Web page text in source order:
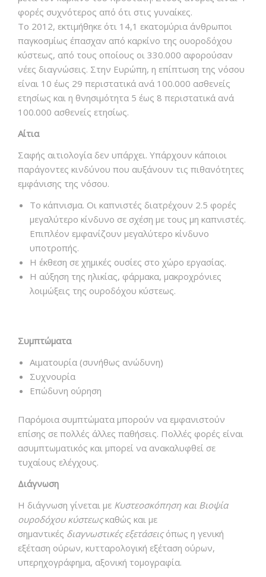
φορές συχνότερος από ότι στις γυναίκες.
Το 2012, εκτιμήθηκε ότι 14,1 εκατομύρια άνθρωποι
παγκοσμίως έπασχαν από καρκίνο της ουοροδόχου
κύστεως, από τους οποίους οι 330.000 αφορούσαν
νέες διαγνώσεις. Στην Ευρώπη, η επίπτωση της νόσου
είναι 10 έως 29 περιστατικά ανά 100.000 ασθενείς
ετησίως και η θνησιμότητα 5 έως 8 περιστατικά ανά
100.000 ασθενείς ετησίως.
Αίτια
Σαφής αιτιολογία δεν υπάρχει. Υπάρχουν κάποιοι
παράγοντες κινδύνου που αυξάνουν τις πιθανότητες
εμφάνισης της νόσου.
Το κάπνισμα. Οι καπνιστές διατρέχουν 2.5 φορές
μεγαλύτερο κίνδυνο σε σχέση με τους μη καπνιστές.
Επιπλέον εμφανίζουν μεγαλύτερο κίνδυνο
υποτροπής.
Η έκθεση σε χημικές ουσίες στο χώρο εργασίας.
Η αύξηση της ηλικίας, φάρμακα, μακροχρόνιες
λοιμώξεις της ουροδόχου κύστεως.
Συμπτώματα
Αιματουρία (συνήθως ανώδυνη)
Συχνουρία
Επώδυνη ούρηση
Παρόμοια συμπτώματα μπορούν να εμφανιστούν
επίσης σε πολλές άλλες παθήσεις. Πολλές φορές είναι
ασυμπτωματικός και μπορεί να ανακαλυφθεί σε
τυχαίους ελέγχους.
Διάγνωση
Η διάγνωση γίνεται με Κυστεοσκόπηση και Βιοψία
ουροδόχου κύστεωςκαθώς και με
σημαντικές διαγνωστικές εξετάσειςόπως η γενική
εξέταση ούρων, κυτταρολογική εξέταση ούρων,
υπερηχογράφημα, αξονική τομογραφία.